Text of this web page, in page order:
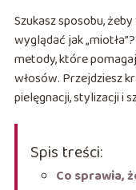
Szukasz sposobu,
wyglądać jak
metody, które
włosów. Przejdziesz
pielęgnacji, stylizacji i
Spis treści:
Co sprawia,